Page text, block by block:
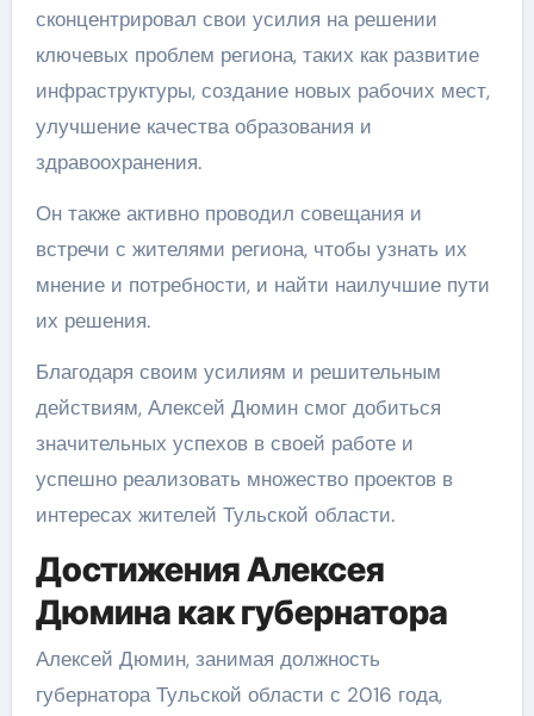
сконцентрировал свои усилия на решении
ключевых проблем региона, таких как развитие
инфраструктуры, создание новых рабочих мест,
улучшение качества образования и
здравоохранения.
Он также активно проводил совещания и
встречи с жителями региона, чтобы узнать их
мнение и потребности, и найти наилучшие пути
их решения.
Благодаря своим усилиям и решительным
действиям, Алексей Дюмин смог добиться
значительных успехов в своей работе и
успешно реализовать множество проектов в
интересах жителей Тульской области.
Достижения Алексея
Дюмина как губернатора
Алексей Дюмин, занимая должность
губернатора Тульской области с 2016 года,